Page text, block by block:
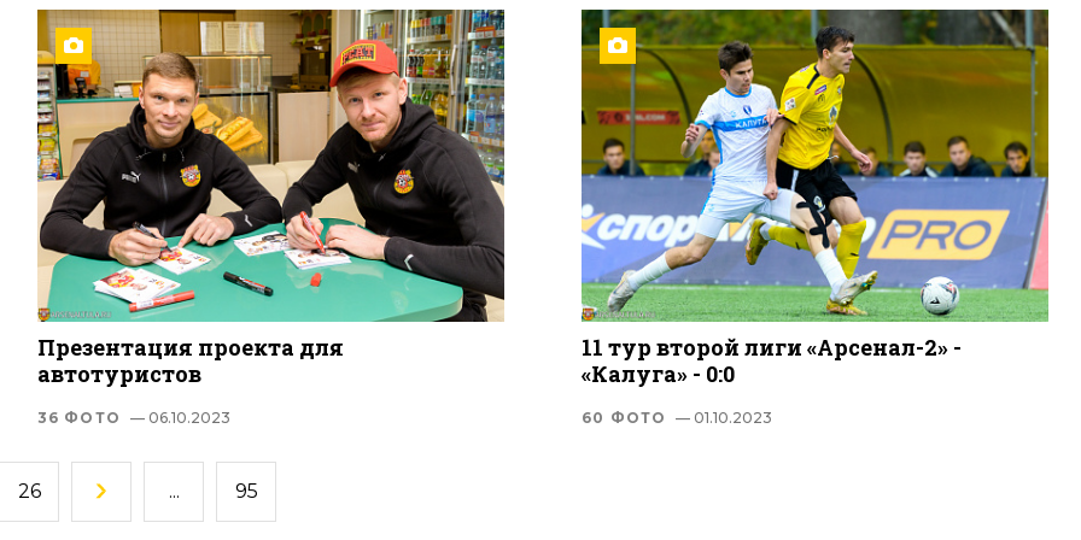
Презентация проекта для
автотуристов
36 ФОТО — 06.10.2023
11 тур второй лиги «Арсенал-2» -
«Калуга» - 0:0
60 ФОТО — 01.10.2023
26 ... 95